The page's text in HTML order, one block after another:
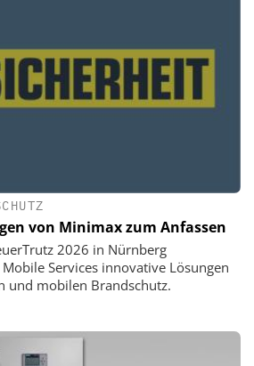
von Minimax zum Anfassen
2026 in Nürnberg
Services innovative Lösungen
und mobilen Brandschutz.